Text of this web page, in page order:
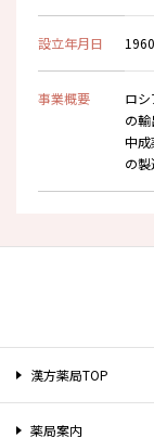
設立年月日
事業概要
ロ
の輸
中成
の
漢方薬局TOP
薬局案内